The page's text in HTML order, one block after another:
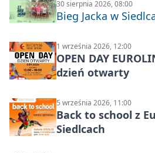
30 sierpnia 2026, 08:00
Bieg Jacka w
1 września 2026, 12:00
OPEN DAY
dzień otwarty
5 września 2026, 11:00
Back to school z
Siedlcach